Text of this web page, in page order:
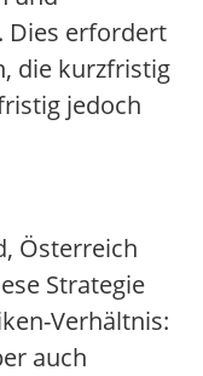
Dies erfordert
die kurzfristig
jedoch
Österreich
Strategie
Verhältnis:
auch